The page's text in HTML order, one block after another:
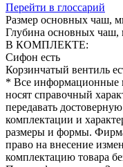
Перейти в глоссарий
Размер основных чаш,
Глубина основных чаш,
В КОМПЛЕКТЕ:
Сифон есть
Корзинчатый вентиль
* Все информационные
носят справочный
передавать
комплектации и
размеры и формы.
право на внесение
комплектацию товара